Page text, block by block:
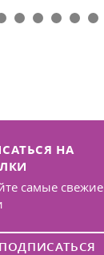
НА
самые свежие
ПОДПИСАТЬСЯ